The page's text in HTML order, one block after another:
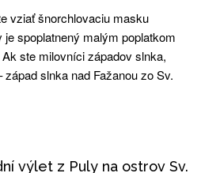
vziať šnorchlovaciu masku
spoplatnený malým poplatkom
ste milovníci západov slnka,
slnka nad Fažanou zo Sv.
výlet z Puly na ostrov Sv.